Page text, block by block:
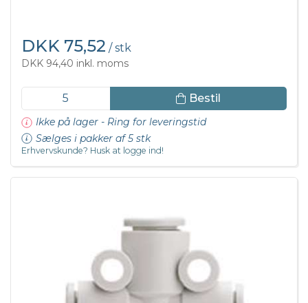
DKK 75,52 / stk
DKK 94,40 inkl. moms
Bestil
Ikke på lager - Ring for leveringstid
Sælges i pakker af 5 stk
Erhvervskunde? Husk at logge ind!